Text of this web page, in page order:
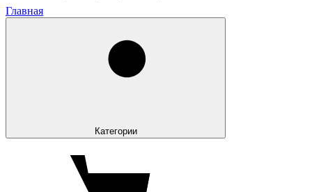
Главная
Категории